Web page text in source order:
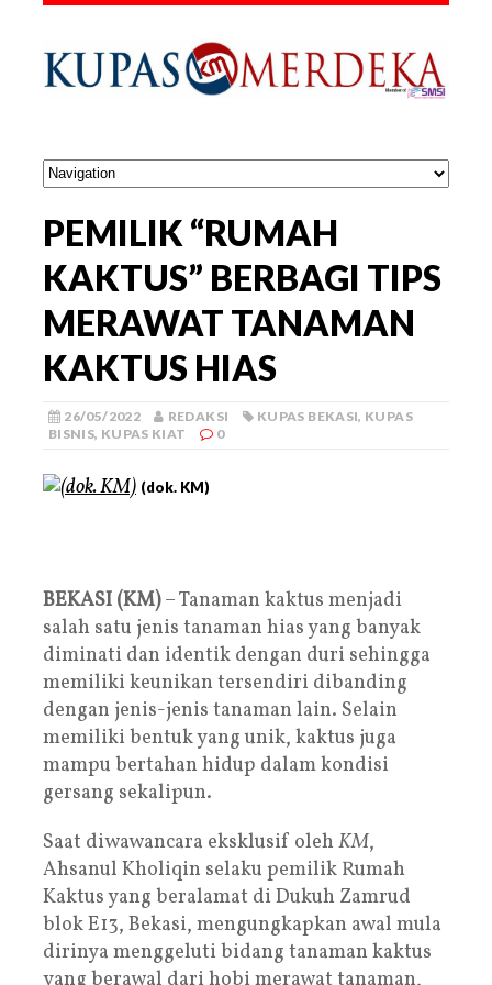
PEMILIK “RUMAH
KAKTUS” BERBAGI TIPS
MERAWAT TANAMAN
KAKTUS HIAS
26/05/2022 REDAKSI KUPAS BEKASI, KUPAS
BISNIS, KUPAS KIAT 0
(dok. KM)
BEKASI (KM)– Tanaman kaktus menjadi
salah satu jenis tanaman hias yang banyak
diminati dan identik dengan duri sehingga
memiliki keunikan tersendiri dibanding
dengan jenis-jenis tanaman lain. Selain
memiliki bentuk yang unik, kaktus juga
mampu bertahan hidup dalam kondisi
gersang sekalipun.
Saat diwawancara eksklusif oleh KM,
Ahsanul Kholiqin selaku pemilik Rumah
Kaktus yang beralamat di Dukuh Zamrud
blok E13, Bekasi, mengungkapkan awal mula
dirinya menggeluti bidang tanaman kaktus